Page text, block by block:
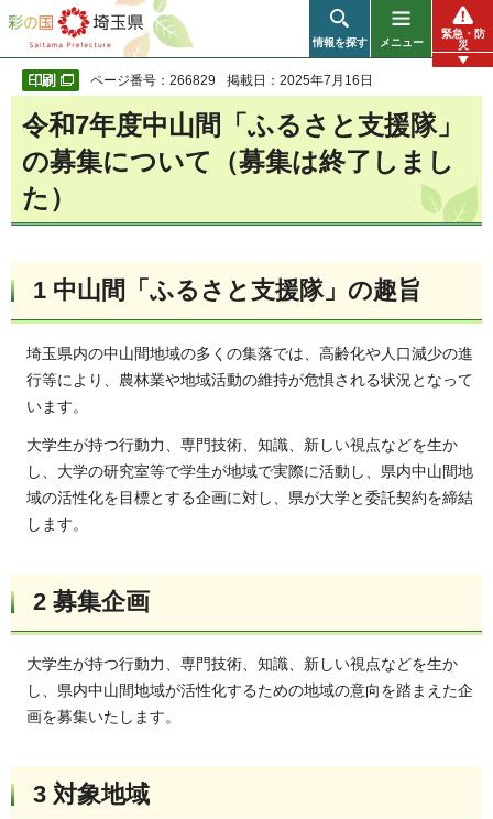
彩の国 埼玉県
情報を探す メニュー
緊急・防
災
ページ番号：266829 掲載日：2025年7月16日
令和7年度中山間「ふるさと支援隊」
の募集について（募集は終了しまし
た）
1 中山間「ふるさと支援隊」の趣旨
埼玉県内の中山間地域の多くの集落では、高齢化や人口減少の進
行等により、農林業や地域活動の維持が危惧される状況となって
います。
大学生が持つ行動力、専門技術、知識、新しい視点などを生か
し、大学の研究室等で学生が地域で実際に活動し、県内中山間地
域の活性化を目標とする企画に対し、県が大学と委託契約を締結
します。
2 募集企画
大学生が持つ行動力、専門技術、知識、新しい視点などを生か
し、県内中山間地域が活性化するための地域の意向を踏まえた企
画を募集いたします。
3 対象地域